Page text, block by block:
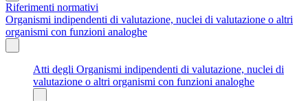
Riferimenti normativi
Organismi indipendenti di valutazione, nuclei di valutazione o altri
organismi con funzioni analoghe
Atti degli Organismi indipendenti di valutazione, nuclei di
valutazione o altri organismi con funzioni analoghe